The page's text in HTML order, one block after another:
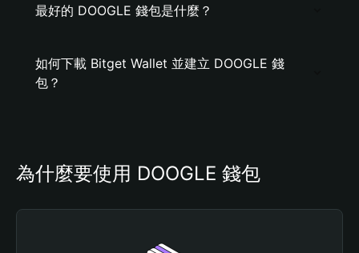
最好的 DOOGLE 錢包是什麼？
如何下載 Bitget Wallet 並建立 DOOGLE 錢
包？
為什麼要使用 DOOGLE 錢包